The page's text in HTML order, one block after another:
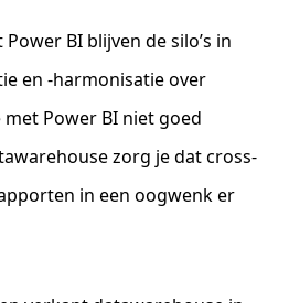
Power BI blijven de silo’s in
en -harmonisatie over
Power BI niet goed
zorg je dat cross-
in een oogwenk er